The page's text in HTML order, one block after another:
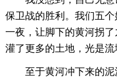
保卫战的胜利。我们五
一夜，让脚下的黄河拐
灌了更多的土地，光是流
至于黄河冲下来的泥